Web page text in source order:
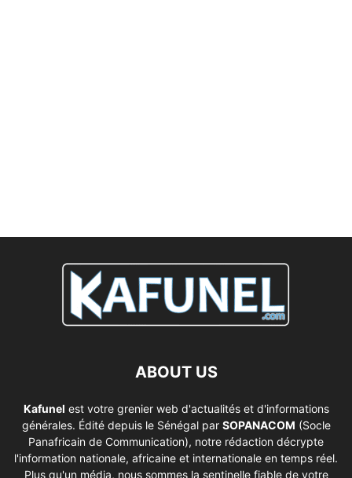
ABOUT US
Kafunel est votre grenier web d'actualités et d'informations
générales. Édité depuis le Sénégal par SOPANACOM (Socle
Panafricain de Communication), notre rédaction décrypte
l'information nationale, africaine et internationale en temps réel.
Plus qu'un média, nous sommes la sentinelle fiable de votre